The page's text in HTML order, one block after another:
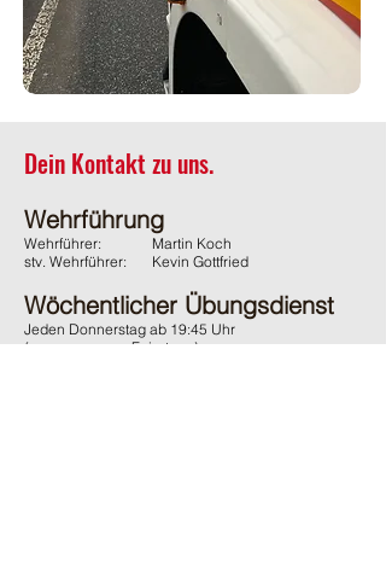
Dein Kontakt zu uns.
Wehrführung
Wehrführer:
stv. Wehrführer:
Martin Koch
Kevin Gottfried
Wöchentlicher Übungsdienst
Jeden Donnerstag ab 19:45 Uhr
(ausgenommen Feiertage)